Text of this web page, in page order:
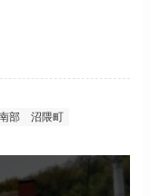
部 沼隈町